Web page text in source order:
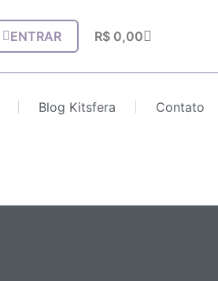
ENTRAR R$0,00Carrinho
Blog Kitsfera Contato